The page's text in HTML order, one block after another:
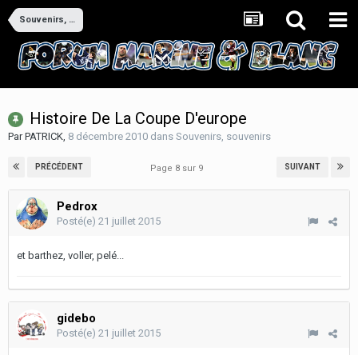
Souvenirs, souvenirs
Histoire De La Coupe D'europe
ParPATRICK, 8 décembre 2010 dans Souvenirs, souvenirs
PRÉCÉDENT SUIVANT
Page 8 sur 9
Pedrox
Posté(e) 21 juillet 2015
et barthez, voller, pelé...
gidebo
Posté(e) 21 juillet 2015